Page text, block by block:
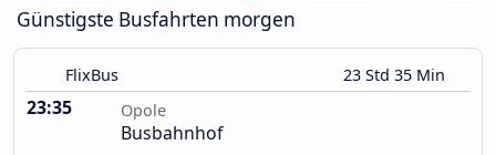
Günstigste Busfahrten morgen
FlixBus 23 Std 35 Min
23:35 Opole
Busbahnhof